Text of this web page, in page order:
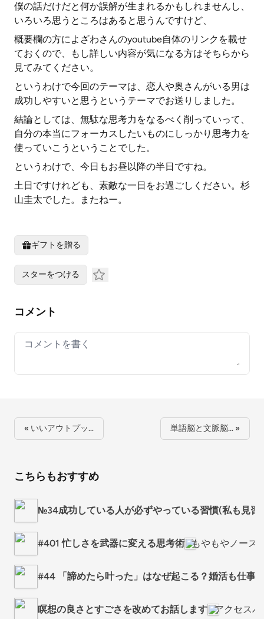
僕の話だけだと何か誤解が生まれるかもしれませんし、
いろいろ思うところはあると思うんですけど、
概要欄の方によざわさんのyoutube自体のリンクを載せ
ておくので、もし詳しい内容が気になる方はそちらから
見てみてください。
というわけで今回のテーマは、恋人や奥さんがいる男は
成功しやすいと思うというテーマでお送りしました。
結論としては、無駄な思考力をなるべく削っていって、
自分の本当にフォーカスしたいものにしっかり思考力を
使っていこうということでした。
というわけで、今日もお昼以降の半日ですね。
土日ですけれども、素敵な一日をお過ごしください。杉
山圭太でした。またねー。
ギフトを贈る
スターをつける
コメント
Your comment
« いいアウトプッ… 単語脳と文脈脳… »
こちらもおすすめ
№34成功している人が必ずやっている習慣(私も見習
#401 忙しさを武器に変える思考術 もやもやノース
#44 「諦めたら叶った」はなぜ起こる？婚活も仕事
瞑想の良さとすごさを改めてお話します アクセス